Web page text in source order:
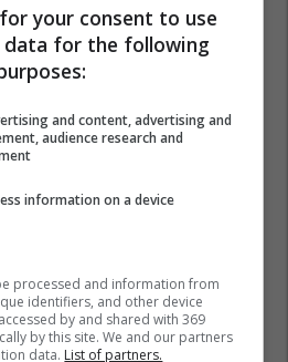
your consent to use
data for the following
and content, advertising and
audience research and
information on a device
processed and information from
identifiers, and other device
by and shared with 369
by this site. We and our partners
data. List of partners.